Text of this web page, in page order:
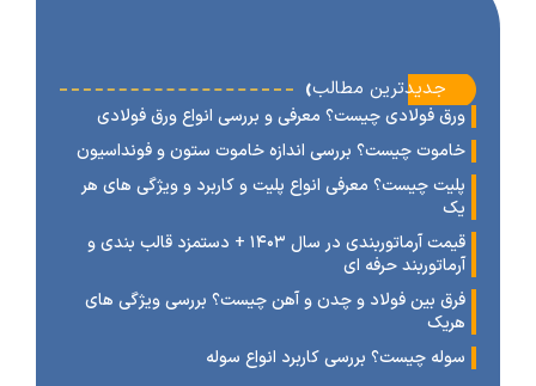
‹جدیدترین مطالب
فولادی چیست؟ معرفی و بررسی انواع ورق فولادی
چیست؟ بررسی اندازه خاموت ستون و فونداسیون
چیست؟ معرفی انواع پلیت و کاربرد و ویژگی های هر
قیمت آرماتوربندی در سال ۱۴۰۳ + دستمزد قالب بندی و
حرفه ای
بین فولاد و چدن و آهن چیست؟ بررسی ویژگی های
چیست؟ بررسی کاربرد انواع سوله